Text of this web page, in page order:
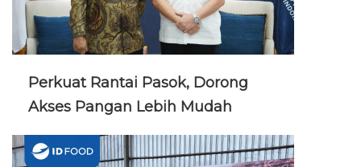
Perkuat Rantai Pasok, Dorong
Akses Pangan Lebih Mudah